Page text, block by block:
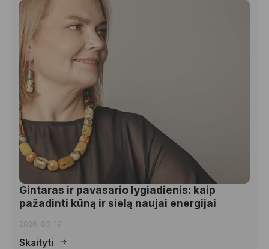
Gintaras ir pavasario lygiadienis: kaip
pažadinti kūną ir sielą naujai energijai
2026-03-19
Skaityti